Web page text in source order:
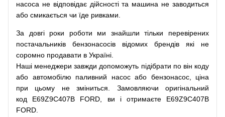
насоса не відповідає дійсності та машина не заводиться
або смикається чи їде ривками
За довгі роки роботи ми знайшли тільки
перевірених
постачальників
бензонасосів відомих брендів які
не
соромно продавати в Україні.
Наші менеджери завжди допоможуть підібрати по він коду
або автомобілю паливний насос або бензонасос,
ціна
при
цьому не зміниться Замовляючи
оригінальний
код E69Z9C407B FORD, ви і отримаєте E69Z9C407B
FORD.